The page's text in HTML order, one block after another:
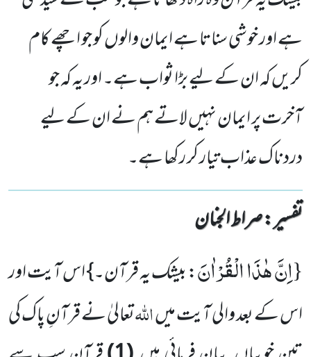
ہے اور خوشی سناتا ہے ایمان والوں کو جو اچھے کام
کریں کہ ان کے لیے بڑا ثواب ہے۔ اور یہ کہ جو
آخرت پر ایمان نہیں لاتے ہم نے ان کے لیے
دردناک عذاب تیار کر رکھا ہے۔
تفسیر : ‎صراط الجنان
{اِنَّ هٰذَا الْقُرْاٰنَ: بیشک یہ قرآن۔} اس آیت اور
اس کے بعد والی آیت میںاللّٰہتعالیٰ نے قرآنِ پاک کی